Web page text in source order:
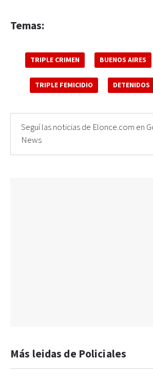
Temas:
TRIPLE CRIMEN BUENOS AIRES
TRIPLE FEMICIDIO DETENIDOS
Seguí las noticias de Elonce.com en
News
Más leidas de Policiales